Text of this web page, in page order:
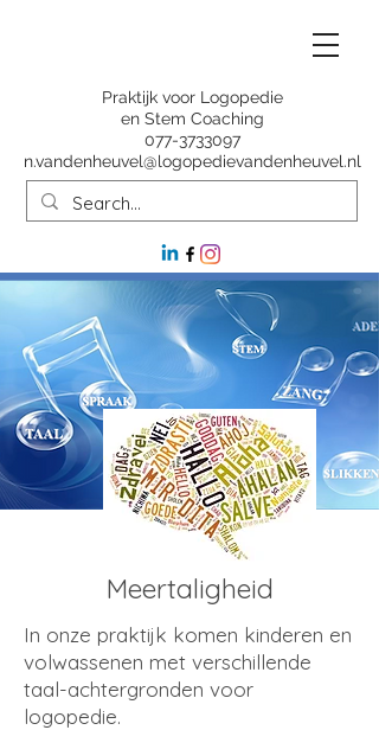
Praktijk voor Logopedie
en Stem Coaching
077-3733097
n.vandenheuvel@logopedievandenheuvel.nl
Meertaligheid
In onze praktijk komen kinderen en
volwassenen met verschillende
taal-achtergronden voor
logopedie.